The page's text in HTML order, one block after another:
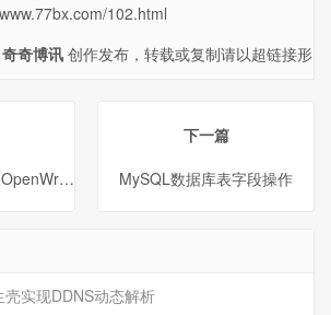
102.html
奇奇博讯 创作发布，转载或复制请以超链接形
（Lede）并配置
下一篇
MySQL数据库表字段操作
实现DDNS动态解析